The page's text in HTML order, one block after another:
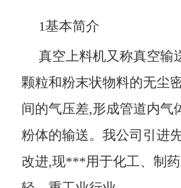
1基本简介
真空上料机又称真空输
颗粒和粉末状物料的无尘
间的气压差,形成管道内气
粉体的输送。我公司引进
改进,现***用于化工、制